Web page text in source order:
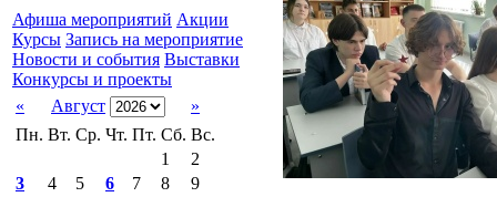
Афиша мероприятий Акции
Курсы Запись на мероприятие
Новости и события Выставки
Конкурсы и проекты
«
Август
»
Пн. Вт. Ср. Чт. Пт. Сб. Вс.
1
2
3
4 5 6 7 8
9